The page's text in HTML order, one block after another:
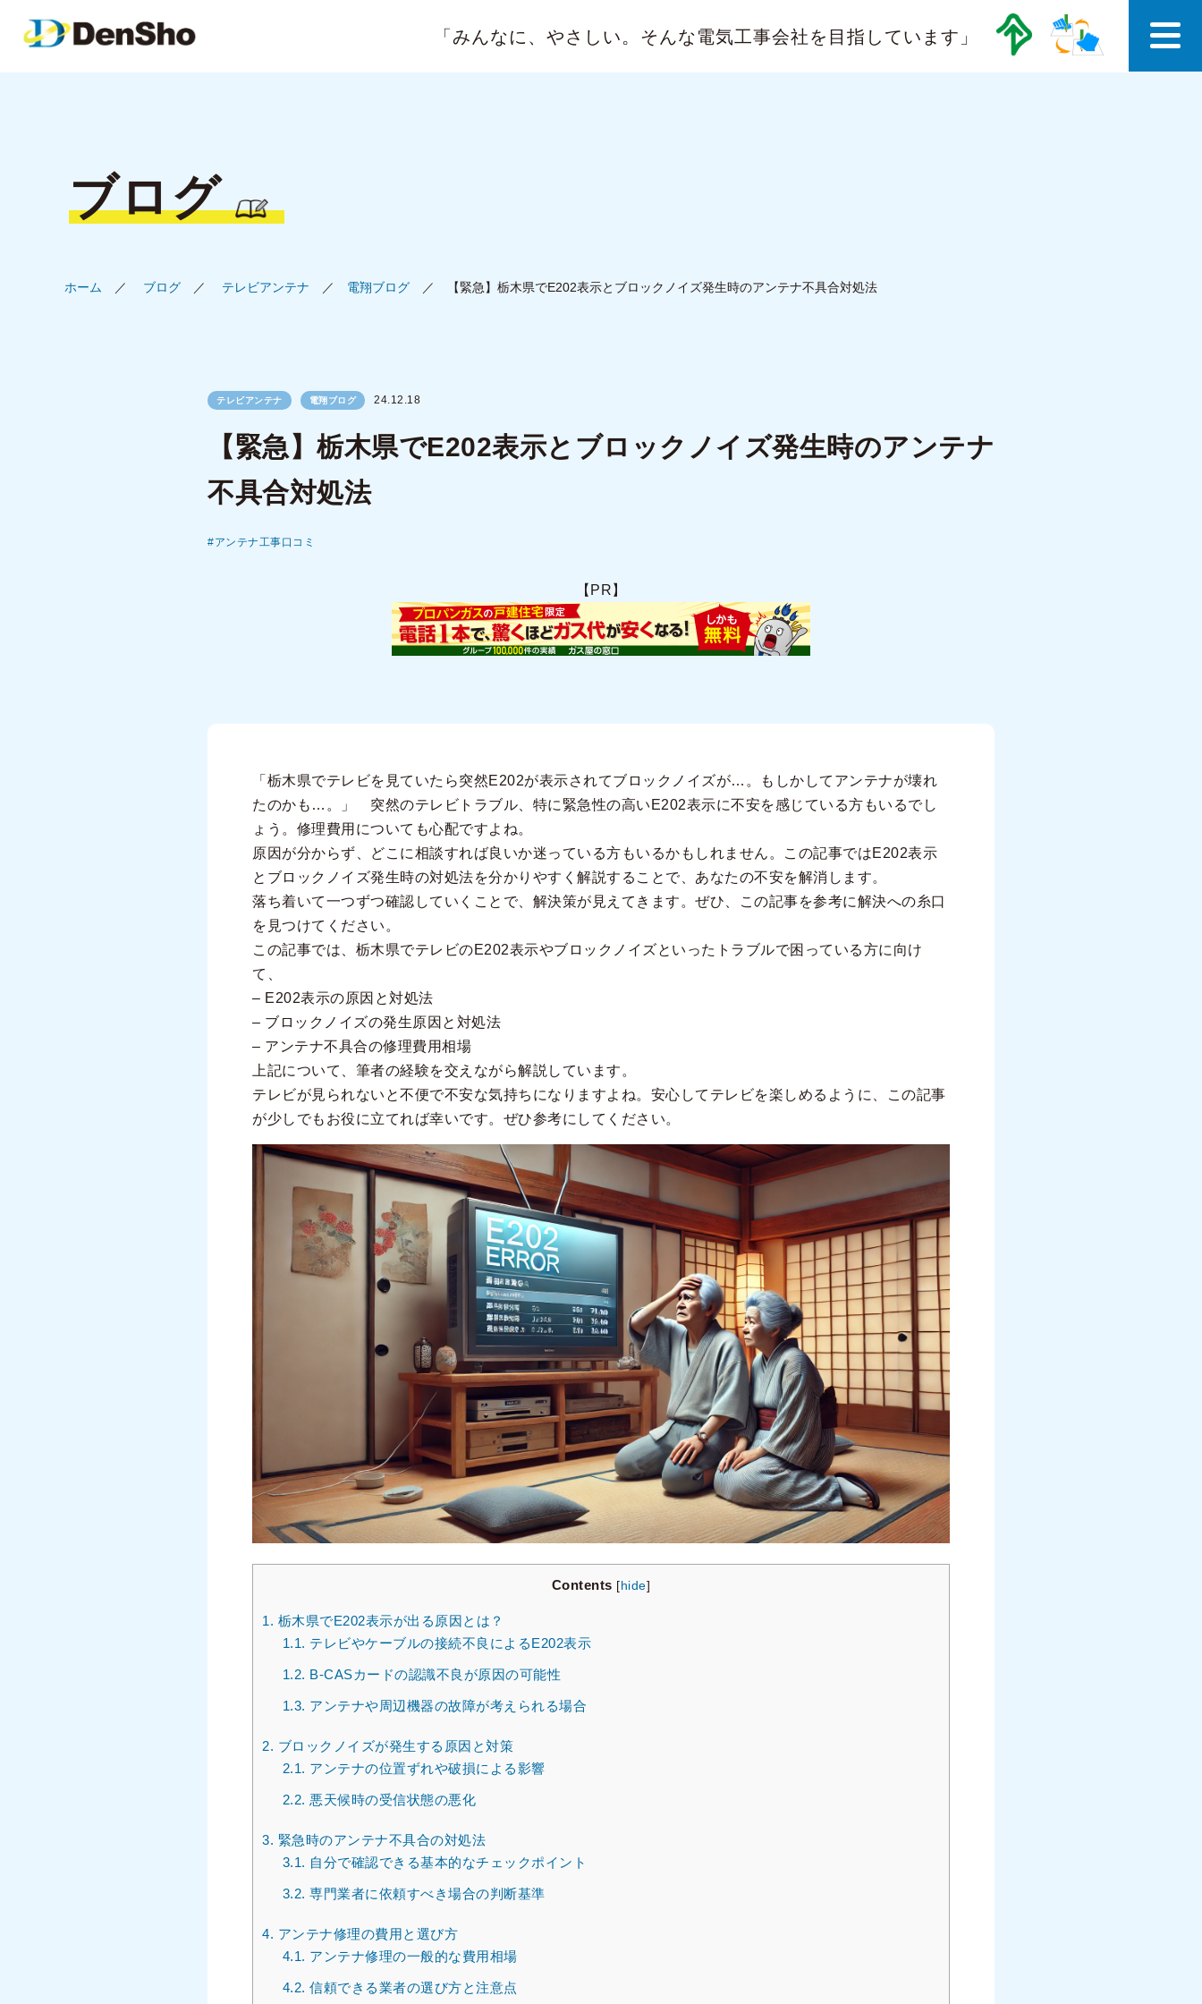
「みんなに、やさしい。 そんな電気工事会社を目指しています」
ブログ
ホーム ブログ テレビアンテナ 電翔ブログ 【緊急】栃木県でE202表示とブロックノイズ発生時のアンテナ不具合対処法
テレビアンテナ 電翔ブログ 24.12.18
【緊急】栃木県でE202表示とブロックノイズ発生時のアンテナ
不具合対処法
アンテナ工事口コミ
【PR】
「栃木県でテレビを見ていたら突然E202が表示されてブロックノイズが…。もしかしてアンテナが壊れ
たのかも…。」 突然のテレビトラブル、特に緊急性の高いE202表示に不安を感じている方もいるでし
ょう。修理費用についても心配ですよね。
原因が分からず、どこに相談すれば良いか迷っている方もいるかもしれません。この記事ではE202表示
とブロックノイズ発生時の対処法を分かりやすく解説することで、あなたの不安を解消します。
落ち着いて一つずつ確認していくことで、解決策が見えてきます。ぜひ、この記事を参考に解決への糸口
を見つけてください。
この記事では、栃木県でテレビのE202表示やブロックノイズといったトラブルで困っている方に向け
て、
– E202表示の原因と対処法
– ブロックノイズの発生原因と対処法
– アンテナ不具合の修理費用相場
上記について、筆者の経験を交えながら解説しています。
テレビが見られないと不便で不安な気持ちになりますよね。安心してテレビを楽しめるように、この記事
が少しでもお役に立てれば幸いです。ぜひ参考にしてください。
Contents [hide]
1. 栃木県でE202表示が出る原因とは？
1.1. テレビやケーブルの接続不良によるE202表示
1.2. B-CASカードの認識不良が原因の可能性
1.3. アンテナや周辺機器の故障が考えられる場合
2. ブロックノイズが発生する原因と対策
2.1. アンテナの位置ずれや破損による影響
2.2. 悪天候時の受信状態の悪化
3. 緊急時のアンテナ不具合の対処法
3.1. 自分で確認できる基本的なチェックポイント
3.2. 専門業者に依頼すべき場合の判断基準
4. アンテナ修理の費用と選び方
4.1. アンテナ修理の一般的な費用相場
4.2. 信頼できる業者の選び方と注意点